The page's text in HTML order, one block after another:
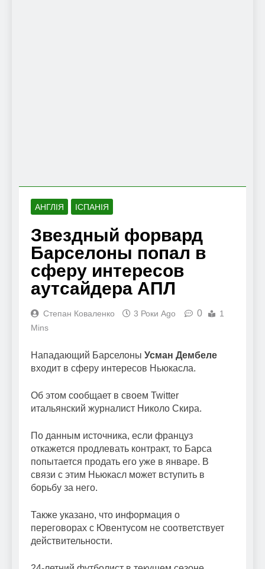
АНГЛІЯ ІСПАНІЯ
Звездный форвард
Барселоны попал в
сферу интересов
аутсайдера АПЛ
Степан Коваленко 3 Роки Ago 0
1
Mins
Нападающий Барселоны Усман Дембеле
входит в сферу интересов Ньюкасла.
Об этом сообщает в своем Twitter
итальянский журналист Николо Скира.
По данным источника, если француз
откажется продлевать контракт, то Барса
попытается продать его уже в январе. В
связи с этим Ньюкасл может вступить в
борьбу за него.
Также указано, что информация о
переговорах с Ювентусом не соответствует
действительности.